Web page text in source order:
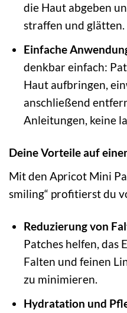
die Haut abgeben
straffen und glätten.
Einfache
denkbar einfach:
Haut aufbringen,
anschließend
Anleitungen, keine
Deine Vorteile auf
Mit den Apricot Mini
smiling“ profitierst du
Reduzierung von
Patches helfen, das
Falten und feinen
zu minimieren.
Hydratation und